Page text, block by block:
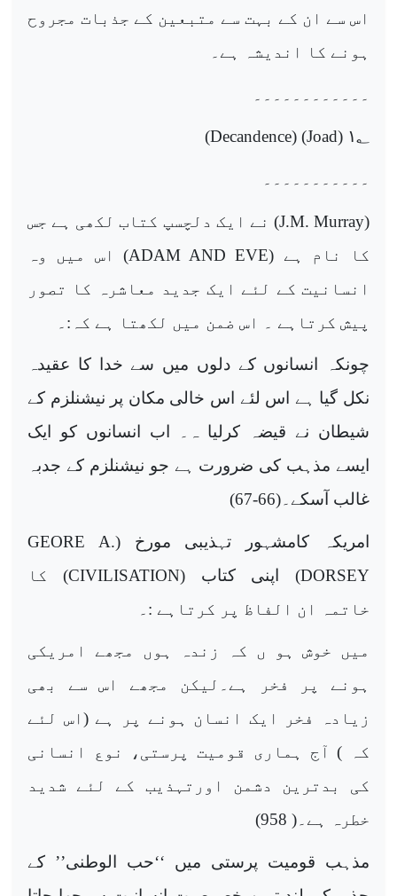
اس سے ان کے بہت سے متبعین کے جذبات مجروح
ہونے کا اندیشہ ہے۔
۔۔۔۔۔۔۔۔۔۔۔۔
۱؂ ( Decandence) (Joad
)
۔۔۔۔۔۔۔۔۔۔۔
(
J.M. Murray) نے ایک دلچسپ کتاب لکھی ہے جس
کا نام ہے (ADAM AND EVE) اس میں وہ
انسانیت کے لئے ایک جدید معاشرہ کا تصور
پیش کرتاہے ۔ اس ضمن میں لکھتا ہے کہ:۔
چونکہ انسانوں کے دلوں میں سے خدا کا عقیدہ
نکل گیا ہے اس لئے اس خالی مکان پر نیشنلزم کے
شیطان نے قیضہ کرلیا ہ۔ اب انسانوں کو ایک
ایسے مذہب کی ضرورت ہے جو نیشنلزم کے جدبہ
غالب آسکے۔(66-67)
امریکہ کامشہور تہذیبی مورخ (GEORE A.
DORSEY) اپنی کتاب (CIVILISATION) کا
خاتمہ ان الفاظ پر کرتاہے :۔
میں خوش ہو ں کہ زندہ ہوں مجھے امریکی
ہونے پر فخر ہے۔لیکن مجھے اس سے بھی
زیادہ فخر ایک انسان ہونے پر ہے (اس لئے
کہ ) آج ہماری قومیت پرستی، نوع انسانی
کی بدترین دشمن اورتہذیب کے لئے شدید
خطرہ ہے۔( 958)
مذہب قومیت پرستی میں ‘‘حب الوطنی’’ کے